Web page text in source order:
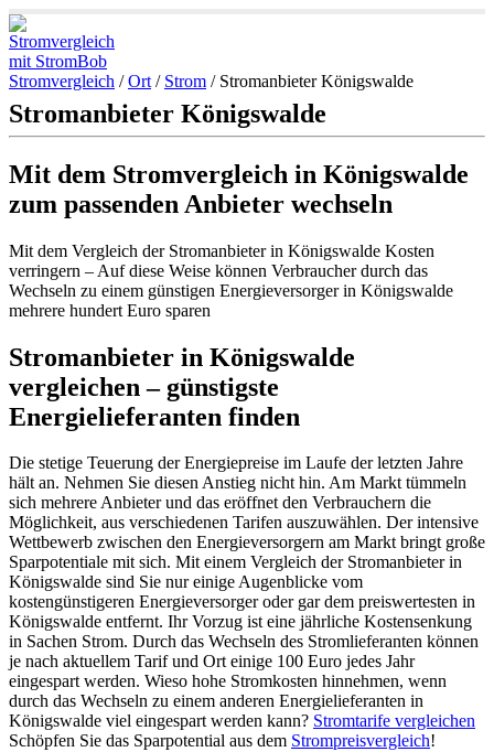
Stromvergleich /Ort / Strom / Stromanbieter Königswalde
Stromanbieter Königswalde
Mit dem Stromvergleich in Königswalde
zum passenden Anbieter wechseln
Mit dem Vergleich der Stromanbieter in Königswalde Kosten
verringern – Auf diese Weise können Verbraucher durch das
Wechseln zu einem günstigen Energieversorger in Königswalde
mehrere hundert Euro sparen
Stromanbieter in Königswalde
vergleichen – günstigste
Energielieferanten finden
Die stetige Teuerung der Energiepreise im Laufe der letzten Jahre
hält an. Nehmen Sie diesen Anstieg nicht hin. Am Markt tümmeln
sich mehrere Anbieter und das eröffnet den Verbrauchern die
Möglichkeit, aus verschiedenen Tarifen auszuwählen. Der intensive
Wettbewerb zwischen den Energieversorgern am Markt bringt große
Sparpotentiale mit sich. Mit einem Vergleich der Stromanbieter in
Königswalde sind Sie nur einige Augenblicke vom
kostengünstigeren Energieversorger oder gar dem preiswertesten in
Königswalde entfernt. Ihr Vorzug ist eine jährliche Kostensenkung
in Sachen Strom. Durch das Wechseln des Stromlieferanten können
je nach aktuellem Tarif und Ort einige 100 Euro jedes Jahr
eingespart werden. Wieso hohe Stromkosten hinnehmen, wenn
durch das Wechseln zu einem anderen Energielieferanten in
Königswalde viel eingespart werden kann? Stromtarife vergleichen
Schöpfen Sie das Sparpotential aus dem Strompreisvergleich!